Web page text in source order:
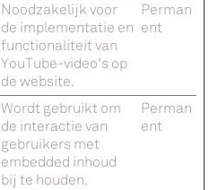
Noodzakelijk voor
de implementatie en
functionaliteit van
YouTube-video's op
de website.
Perman
ent
Wordt gebruikt om
de interactie van
gebruikers met
embedded inhoud
bij te houden.
Perman
ent